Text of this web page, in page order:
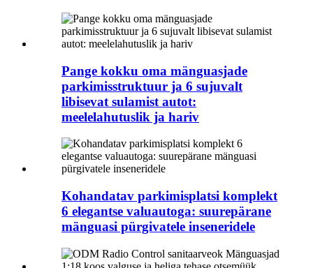
Pange kokku oma mänguasjade
parkimisstruktuur ja 6 sujuvalt
libisevat sulamist autot:
meelelahutuslik ja hariv
Kohandatav parkimisplatsi komplekt
6 elegantse valuautoga: suurepärane
mänguasi pürgivatele inseneridele